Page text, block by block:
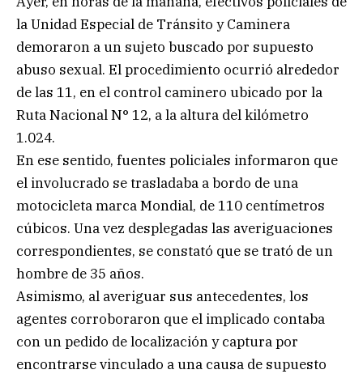
la Unidad Especial de Tránsito y Caminera
demoraron a un sujeto buscado por supuesto
abuso sexual. El procedimiento ocurrió alrededor
de las 11, en el control caminero ubicado por la
Ruta Nacional N° 12, a la altura del kilómetro
1.024.
En ese sentido, fuentes policiales informaron que
el involucrado se trasladaba a bordo de una
motocicleta marca Mondial, de 110 centímetros
cúbicos. Una vez desplegadas las averiguaciones
correspondientes, se constató que se trató de un
hombre de 35 años.
Asimismo, al averiguar sus antecedentes, los
agentes corroboraron que el implicado contaba
con un pedido de localización y captura por
encontrarse vinculado a una causa de supuesto